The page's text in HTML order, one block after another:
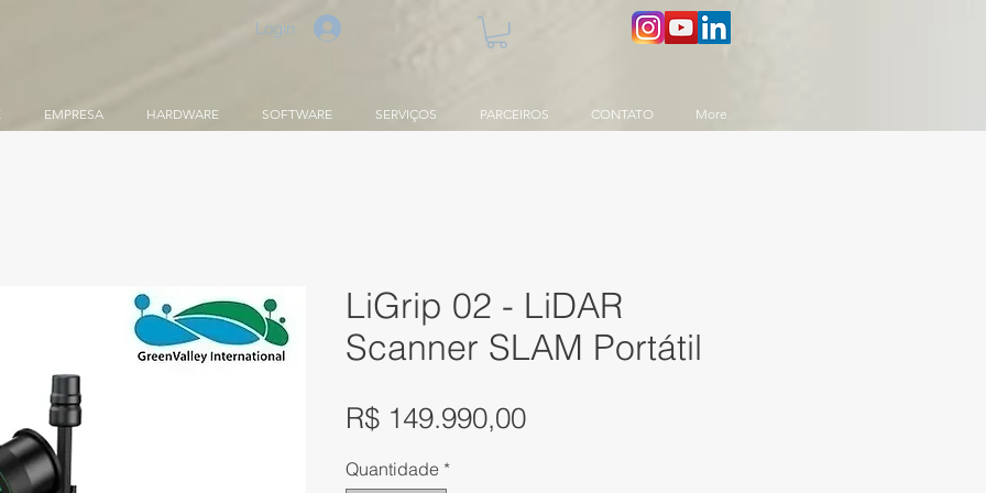
Login
EMPRESA HARDWARE SOFTWARE SERVIÇOS PARCEIROS CONTATO More
LiGrip 02 - LiDAR
Scanner SLAM Portátil
R$ 149.990,00Preço
Quantidade *